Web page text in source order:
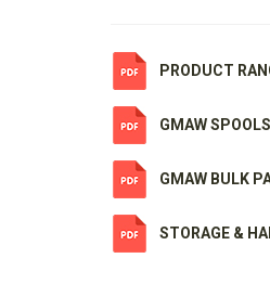
PRODUCT
GMAW SPOOLS
GMAW BULK
STORAGE &